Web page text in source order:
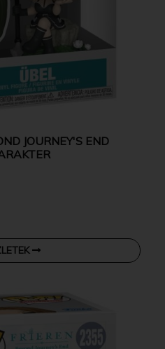
JOURNEY'S END